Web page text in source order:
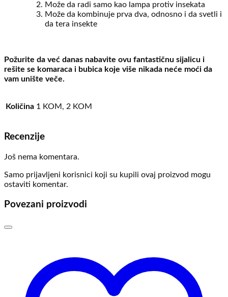
Može da radi samo kao lampa protiv insekata
Može da kombinuje prva dva, odnosno i da svetli i
da tera insekte
Požurite da već danas nabavite ovu fantastičnu sijalicu i
rešite se komaraca i bubica koje više nikada neće moći da
vam unište veče.
Količina 1 KOM, 2 KOM
Recenzije
Još nema komentara.
Samo prijavljeni korisnici koji su kupili ovaj proizvod mogu
ostaviti komentar.
Povezani proizvodi